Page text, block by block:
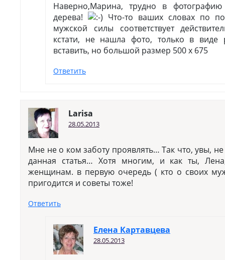
Наверно,Марина, трудно в
дерева!
Что-то ваших словах по
мужской силы соответствует
кстати, не нашла фото, только в виде
вставить, но большой размер 500 х 675
Ответить
Larisa
28.05.2013
Мне не о ком заботу проявлять… Так что, увы,
данная статья… Хотя многим, и как ты,
женщинам. в первую очередь ( кто о своих
пригодится и советы тоже!
Ответить
Елена Картавцева
28.05.2013